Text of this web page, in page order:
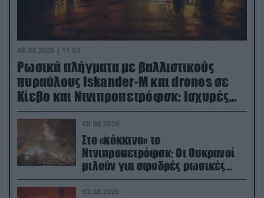
08.08.2026 | 11:02
Ρωσικά πλήγματα με βαλλιστικούς
πυραύλους Iskander-M και drones σε
Κίεβο και Ντνιπροπετρόφσκ: Ισχυρές
εκρήξεις
08.08.2026
Στο «κόκκινο» το
Ντνιπροπετρόφσκ: Οι Ουκρανοί
μιλούν για σφοδρές ρωσικές
επιθέσεις σε όλη την επικράτεια
07.08.2026